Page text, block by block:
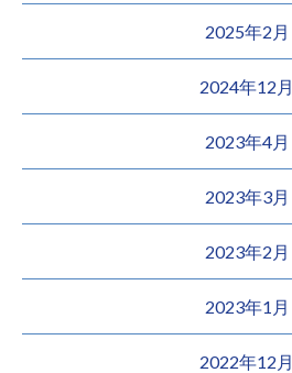
2025年2月
2024年12月
2023年4月
2023年3月
2023年2月
2023年1月
2022年12月